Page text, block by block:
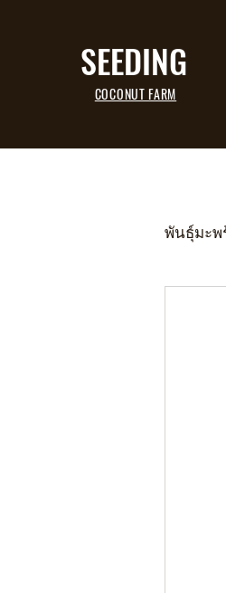
SEEDING
COCONUT FARM
พันธุ์มะพ